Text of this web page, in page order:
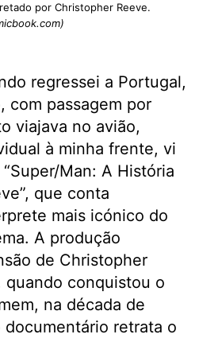
por Christopher Reeve.
regressei a Portugal,
com passagem por
viajava no avião,
à minha frente, vi
Man: A História
que conta
mais icónico do
A produção
de Christopher
quando conquistou o
na década de
documentário retrata o